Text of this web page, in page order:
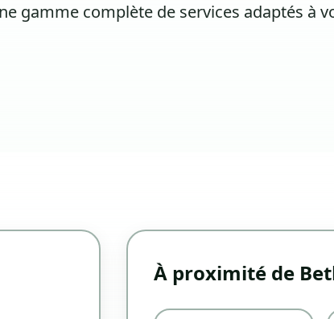
gamme complète de services adaptés à
À proximité de